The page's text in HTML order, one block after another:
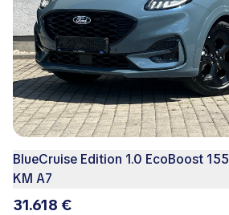
BlueCruise Edition 1.0 EcoBoost 155
KM A7
31.618 €